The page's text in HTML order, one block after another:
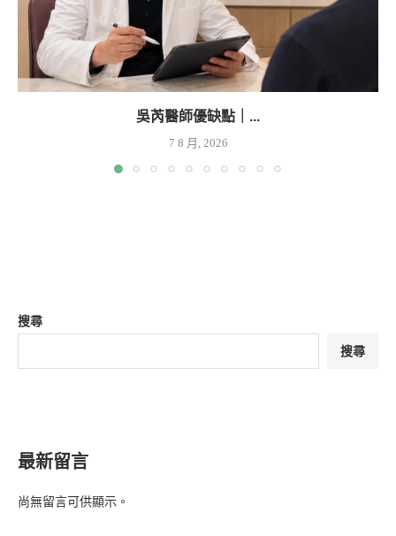
吳芮醫師優缺點｜...
7 8 月, 2026
搜尋
搜尋
最新留言
尚無留言可供顯示。